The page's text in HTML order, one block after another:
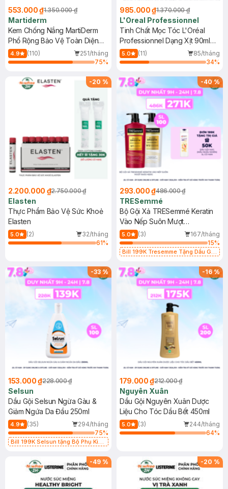
553.000 ₫1.350.000 ₫
Martiderm
Kem Chống Nắng MartiDerm
Phổ Rộng Bảo Vệ Toàn Diện
40ml
4.9 (110)
251/tháng
75%
985.000 ₫1.370.000 ₫
L'Oreal Professionnel
Tinh Chất Mọc Tóc L'Oréal
Professionnel Dạng Xịt 90ml
(Mới)
5.0 (11)
85/tháng
34%
-20 %
2.200.000 ₫2.750.000 ₫
Elasten
Thực Phẩm Bảo Vệ Sức Khoẻ
Elasten
5.0 (2)
32/tháng
61%
-40%
293.000 ₫486.000 ₫
TRESemmé
Bộ Gội Xả TRESemmé Keratin
Vào Nếp Suôn Mượt
640g+620g
5.0 (3)
167/tháng
15%
Bill 199K Tresemme Tặng Dầu Gội
-33%
153.000 ₫228.000 ₫
Selsun
Dầu Gội Selsun Ngừa Gàu &
Giảm Ngứa Da Đầu 250ml
4.9 (35)
294/tháng
75%
Bill 199K Selsun tặng Bộ Phụ Kiện
-16%
179.000 ₫212.000 ₫
Nguyên Xuân
Dầu Gội Nguyên Xuân Dược
Liệu Cho Tóc Dầu Bết 450ml
5.0 (3)
244/tháng
64%
-49 % -20 %